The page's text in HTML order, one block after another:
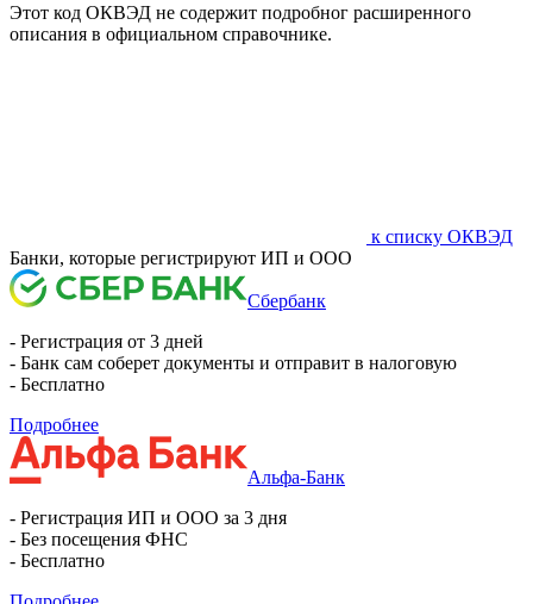
Этот код ОКВЭД не содержит подробног расширенного
описания в официальном справочнике.
к списку ОКВЭД
Банки, которые регистрируют ИП и ООО
Сбербанк
- Регистрация от 3 дней
- Банк сам соберет документы и отправит в налоговую
- Бесплатно
Подробнее
Альфа-Банк
- Регистрация ИП и ООО за 3 дня
- Без посещения ФНС
- Бесплатно